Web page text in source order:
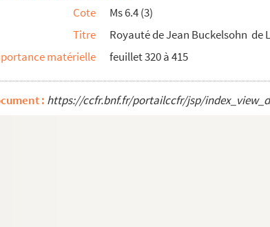
Litteratur
Cote
Ms 6.4 (3)
Titre
Royauté de Jean Buckelsohn de
matérielle
feuillet 320 à 415
: https://ccfr.bnf.fr/portailccfr/jsp/